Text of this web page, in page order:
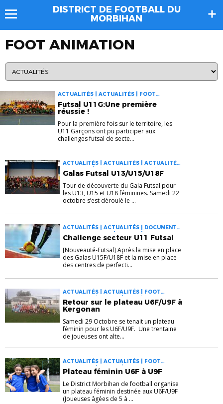
DISTRICT DE FOOTBALL DU
MORBIHAN
FOOT ANIMATION
ACTUALITÉS | ACTUALITÉS | FOOT
ANIMATION | FUTSAL
Futsal U11G:Une première
réussie !
Pour la première fois sur le territoire, les
U11 Garçons ont pu participer aux
challenges futsal de secte...
ACTUALITÉS | ACTUALITÉS | ACTUALITÉS |
ACTUALITÉS | FOOT ANIMATION | FOOT
DES JEUNES À 11 | FOOT FÉMININ | FUTSAL
| PRATIQUES DIVERSIFIÉES |
RASSEMBLEMENTS
Galas Futsal U13/U15/U18F
Tour de découverte du Gala Futsal pour
les U13, U15 et U18 féminines. Samedi 22
octobre s’est déroulé le ...
ACTUALITÉS | ACTUALITÉS | DOCUMENTS |
FOOT ANIMATION | FUTSAL | SECTEURS
Challenge secteur U11 Futsal
[Nouveauté-Futsal] Après la mise en place
des Galas U15F/U18F et la mise en place
des centres de perfecti...
ACTUALITÉS | ACTUALITÉS | FOOT
ANIMATION | FOOT FÉMININ | SECTEURS
Retour sur le plateau U6F/U9F à
Kergonan
Samedi 29 Octobre se tenait un plateau
féminin pour les U6F/U9F. Une trentaine
de joueuses ont alte...
ACTUALITÉS | ACTUALITÉS | FOOT
ANIMATION | FOOT FÉMININ
Plateau féminin U6F à U9F
Le District Morbihan de football organise
un plateau féminin destinée aux U6F/U9F
(Joueuses âgées de 5 à ...